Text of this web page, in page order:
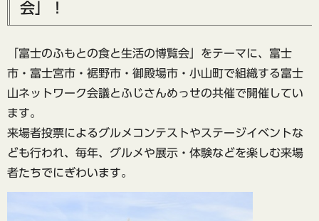
会」！
「富士のふもとの食と生活の博覧会」をテーマに、富士
市・富士宮市・裾野市・御殿場市・小山町で組織する富士
山ネットワーク会議とふじさんめっせの共催で開催してい
ます。
来場者投票によるグルメコンテストやステージイベントな
ども行われ、毎年、グルメや展示・体験などを楽しむ来場
者たちでにぎわいます。